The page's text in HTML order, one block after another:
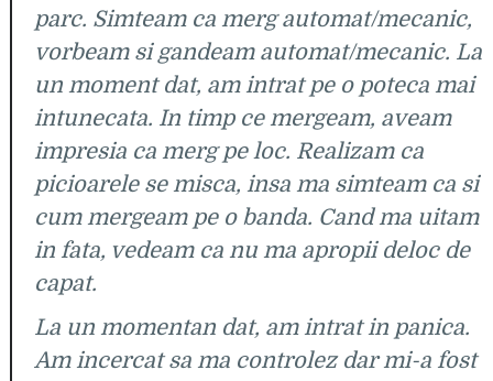
parc. Simteam ca merg automat/mecanic,
vorbeam si gandeam automat/mecanic. La
un moment dat, am intrat pe o poteca mai
intunecata. In timp ce mergeam, aveam
impresia ca merg pe loc. Realizam ca
picioarele se misca, insa ma simteam ca si
cum mergeam pe o banda. Cand ma uitam
in fata, vedeam ca nu ma apropii deloc de
capat.
La un momentan dat, am intrat in panica.
Am incercat sa ma controlez dar mi-a fost